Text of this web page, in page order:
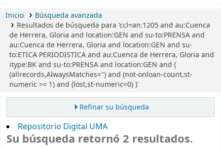
Inicio
Búsqueda avanzada
Resultados de búsqueda para 'ccl=an:1205 and au:Cuenca
de Herrera, Gloria and location:GEN and su-to:PRENSA and
au:Cuenca de Herrera, Gloria and location:GEN and su-
to:ETICA PERIODISTICA and au:Cuenca de Herrera, Gloria and
itype:BK and su-to:PRENSA and location:GEN and (
(allrecords,AlwaysMatches='') and (not-onloan-count,st-
numeric >= 1) and (lost,st-numeric=0) )'
Refinar su búsqueda
Repositorio Digital UMA
Su búsqueda retornó 2 resultados.